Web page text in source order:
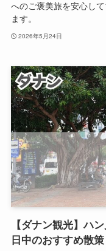
へのご褒美旅を安心し
ます。
2026年5月24日
【ダナン観光】ハ
日中のおすすめ散策